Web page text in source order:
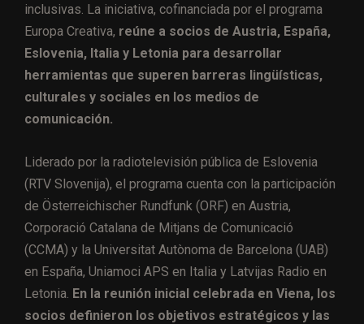
inclusivas. La iniciativa, cofinanciada por el programa
Europa Creativa, reúne a socios de Austria, España,
Eslovenia, Italia y Letonia para desarrollar
herramientas que superen barreras lingüísticas,
culturales y sociales en los medios de
comunicación.
Liderado por la radiotelevisión pública de Eslovenia
(RTV Slovenija), el programa cuenta con la participación
de Österreichischer Rundfunk (ORF) en Austria,
Corporació Catalana de Mitjans de Comunicació
(CCMA) y la Universitat Autònoma de Barcelona (UAB)
en España, Uniamoci APS en Italia y Latvijas Radio en
Letonia. En la reunión inicial celebrada en Viena, los
socios definieron los objetivos estratégicos y las